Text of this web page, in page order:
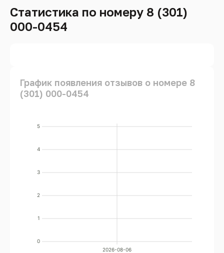
Статистика по номеру 8 (301)
000-0454
График появления отзывов о номере 8
(301) 000-0454
0
1
2
3
4
5
2026-08-06